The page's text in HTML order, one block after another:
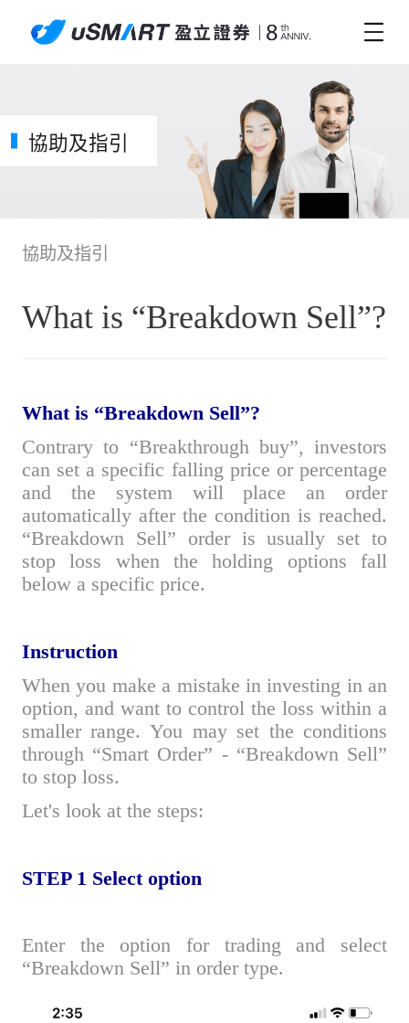
協助及指引
協助及指引
What is “Breakdown Sell”?
What is “Breakdown Sell”?
Contrary to “Breakthrough buy”, investors
can set a specific falling price or percentage
and the system will place an order
automatically after the condition is reached.
“Breakdown Sell” order is usually set to
stop loss when the holding options fall
below a specific price.
Instruction
When you make a mistake in investing in an
option, and want to control the loss within a
smaller range. You may set the conditions
through “Smart Order” - “Breakdown Sell”
to stop loss.
Let's look at the steps:
STEP 1 Select option
Enter the option for trading and select
“Breakdown Sell” in order type.